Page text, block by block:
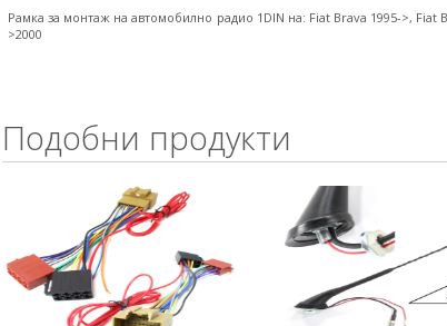
Рамка за монтаж на автомобилно радио 1DIN на: Fiat Brava 1995->, Fiat
>2000
Подобни продукти